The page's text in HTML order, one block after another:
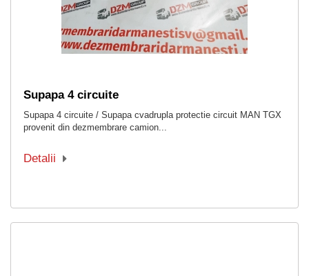
Supapa 4 circuite
Supapa 4 circuite / Supapa cvadrupla protectie circuit MAN TGX
provenit din dezmembrare camion...
Detalii